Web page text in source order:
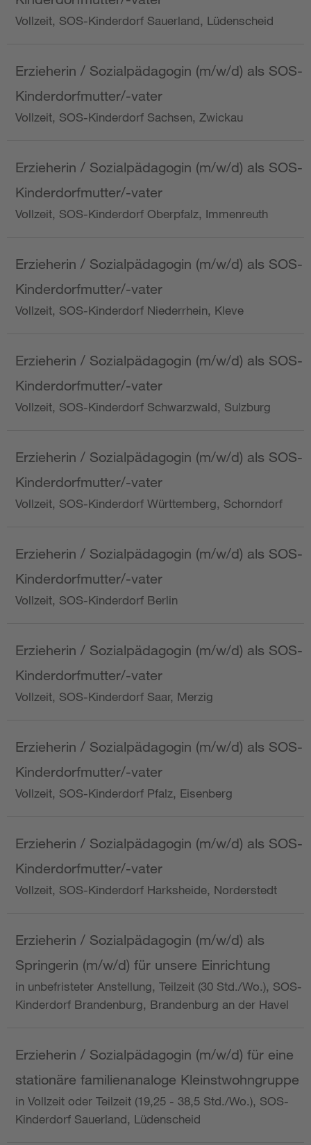
Vollzeit, SOS-Kinderdorf Sauerland, Lüdenscheid
Erzieherin / Sozialpädagogin (m/w/d) als SOS-
Kinderdorfmutter/-vater
Vollzeit, SOS-Kinderdorf Sachsen, Zwickau
Erzieherin / Sozialpädagogin (m/w/d) als SOS-
Kinderdorfmutter/-vater
Vollzeit, SOS-Kinderdorf Oberpfalz, Immenreuth
Erzieherin / Sozialpädagogin (m/w/d) als SOS-
Kinderdorfmutter/-vater
Vollzeit, SOS-Kinderdorf Niederrhein, Kleve
Erzieherin / Sozialpädagogin (m/w/d) als SOS-
Kinderdorfmutter/-vater
Vollzeit, SOS-Kinderdorf Schwarzwald, Sulzburg
Erzieherin / Sozialpädagogin (m/w/d) als SOS-
Kinderdorfmutter/-vater
Vollzeit, SOS-Kinderdorf Württemberg, Schorndorf
Erzieherin / Sozialpädagogin (m/w/d) als SOS-
Kinderdorfmutter/-vater
Vollzeit, SOS-Kinderdorf Berlin
Erzieherin / Sozialpädagogin (m/w/d) als SOS-
Kinderdorfmutter/-vater
Vollzeit, SOS-Kinderdorf Saar, Merzig
Erzieherin / Sozialpädagogin (m/w/d) als SOS-
Kinderdorfmutter/-vater
Vollzeit, SOS-Kinderdorf Pfalz, Eisenberg
Erzieherin / Sozialpädagogin (m/w/d) als SOS-
Kinderdorfmutter/-vater
Vollzeit, SOS-Kinderdorf Harksheide, Norderstedt
Erzieherin / Sozialpädagogin (m/w/d) als
Springerin (m/w/d) für unsere Einrichtung
in unbefristeter Anstellung, Teilzeit (30 Std./Wo.), SOS-
Kinderdorf Brandenburg, Brandenburg an der Havel
Erzieherin / Sozialpädagogin (m/w/d) für eine
stationäre familienanaloge Kleinstwohngruppe
in Vollzeit oder Teilzeit (19,25 - 38,5 Std./Wo.), SOS-
Kinderdorf Sauerland, Lüdenscheid